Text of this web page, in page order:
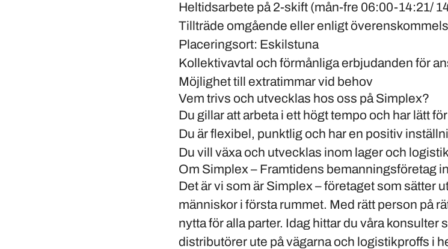
Heltidsarbete på 2-skift (mån-fre 06:00-14:21/
Tillträde omgående eller enligt
Placeringsort: Eskilstuna
Kollektivavtal och förmånliga erbjudanden för
Möjlighet till extratimmar vid behov
Vem trivs och utvecklas hos oss på Simplex?
Du gillar att arbeta i ett högt tempo och har lätt
Du är flexibel, punktlig och har en positiv
Du vill växa och utvecklas inom lager och logistik
Om Simplex – Framtidens bemanningsföretag
Det är vi som är Simplex – företaget som sätter
människor i första rummet. Med rätt person på
nytta för alla parter. Idag hittar du våra konsulter
distributörer ute på vägarna och logistikproffs i